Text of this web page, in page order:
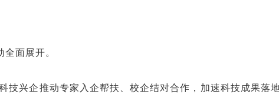
面展开。
技兴企推动专家入企帮扶、校企结对合作，加速科技成果落